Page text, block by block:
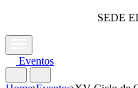
SEDE
Eventos